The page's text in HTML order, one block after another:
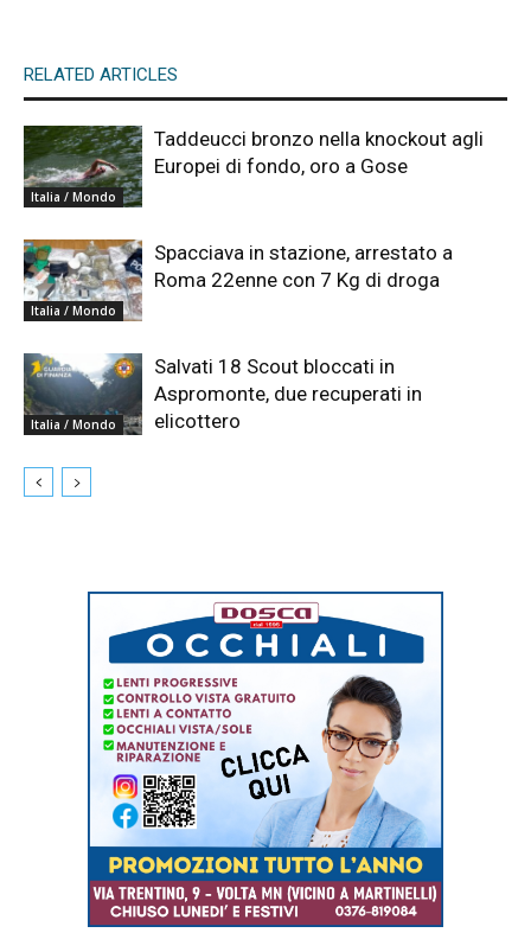
RELATED ARTICLES
Italia / Mondo
Taddeucci bronzo nella knockout agli
Europei di fondo, oro a Gose
Italia / Mondo
Spacciava in stazione, arrestato a
Roma 22enne con 7 Kg di droga
Italia / Mondo
Salvati 18 Scout bloccati in
Aspromonte, due recuperati in
elicottero